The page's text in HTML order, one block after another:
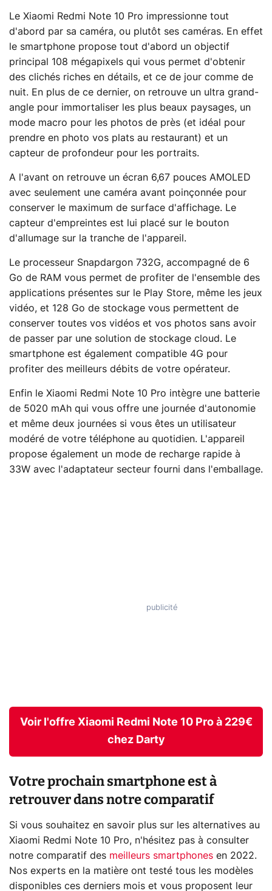
Le Xiaomi Redmi Note 10 Pro impressionne tout
d'abord par sa caméra, ou plutôt ses caméras. En effet
le smartphone propose tout d'abord un objectif
principal 108 mégapixels qui vous permet d'obtenir
des clichés riches en détails, et ce de jour comme de
nuit. En plus de ce dernier, on retrouve un ultra grand-
angle pour immortaliser les plus beaux paysages, un
mode macro pour les photos de près (et idéal pour
prendre en photo vos plats au restaurant) et un
capteur de profondeur pour les portraits.
A l'avant on retrouve un écran 6,67 pouces AMOLED
avec seulement une caméra avant poinçonnée pour
conserver le maximum de surface d'affichage. Le
capteur d'empreintes est lui placé sur le bouton
d'allumage sur la tranche de l'appareil.
Le processeur Snapdargon 732G, accompagné de 6
Go de RAM vous permet de profiter de l'ensemble des
applications présentes sur le Play Store, même les jeux
vidéo, et 128 Go de stockage vous permettent de
conserver toutes vos vidéos et vos photos sans avoir
de passer par une solution de stockage cloud. Le
smartphone est également compatible 4G pour
profiter des meilleurs débits de votre opérateur.
Enfin le Xiaomi Redmi Note 10 Pro intègre une batterie
de 5020 mAh qui vous offre une journée d'autonomie
et même deux journées si vous êtes un utilisateur
modéré de votre téléphone au quotidien. L'appareil
propose également un mode de recharge rapide à
33W avec l'adaptateur secteur fourni dans l'emballage.
Voir l'offre Xiaomi Redmi Note 10 Pro à 229€
chez Darty
Votre prochain smartphone est à
retrouver dans notre comparatif
Si vous souhaitez en savoir plus sur les alternatives au
Xiaomi Redmi Note 10 Pro, n'hésitez pas à consulter
notre comparatif des meilleurs smartphones en 2022.
Nos experts en la matière ont testé tous les modèles
disponibles ces derniers mois et vous proposent leur